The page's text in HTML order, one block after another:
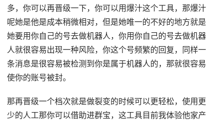
多，你可以再晋级一下，你可以用爆汁这个工具，那爆汁
呢她是他是成本稍微相对，但是她唯一的不好的地方就是
她要用你自己的号去做机器人，你用你自己的号去做机器
人就很容易出现一种风险，你这个号频繁的回复，同样一
条消息是很容易被检测到你是属于机器人的，那就很容易
使你的账号被封。
那再晋级一个档次就是做裂变的时候可以更轻松，使用更
少的人工那你可以借助进群宝，这工具目前我体验他家产